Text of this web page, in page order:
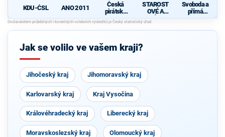
KDU-ČSL ANO 2011
Česká
pirátská
strana
STAROST
OVÉ A
NEZÁVISL
Svoboda a
přímá
demokraci
Jak se volilo ve vašem kraji?
Jihočeský kraj Jihomoravský kraj
Karlovarský kraj Kraj Vysočina
Královéhradecký kraj Liberecký kraj
Moravskoslezský kraj Olomoucký kraj